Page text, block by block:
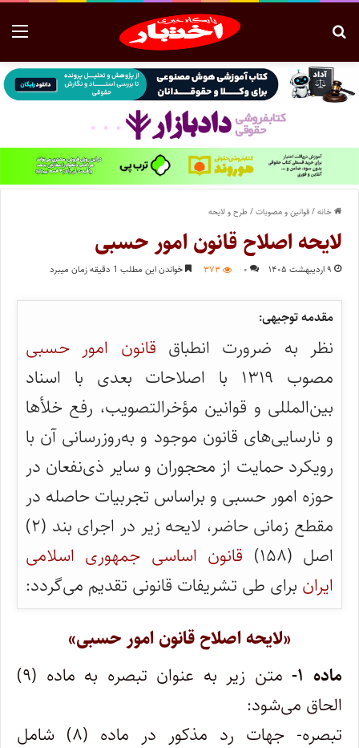
خانه/قوانین و مصوبات/ طرح و لایحه
لایحه اصلاح قانون امور حسبی
۹ اردیبهشت ۱۴۰۵ ۰ ۳۷۳ خواندن این مطلب 1 دقیقه زمان میبرد
مقدمه توجیهی:
نظر به ضرورت انطباق قانون امور حسبی
مصوب ۱۳۱۹ با اصلاحات بعدی با اسناد
بین‌المللی و قوانین مؤخر‌التصویب، رفع خلأها
و نارسایی‌های قانون موجود و به‌روزرسانی آن با
رویکرد حمایت از محجوران و سایر ذی‌نفعان در
حوزه امور حسبی و براساس تجربیات حاصله در
مقطع زمانی حاضر، لایحه زیر در اجرای بند (۲)
اصل (۱۵۸)
قانون اساسی جمهوری اسلامی
ایران برای طی تشریفات قانونی تقدیم می‌گردد:
«لایحه اصلاح قانون امور حسبی»
ماده ۱-
متن زیر به عنوان تبصره به ماده (۹)
الحاق می‌شود:
تبصره- جهات رد مذکور در ماده (۸) شامل